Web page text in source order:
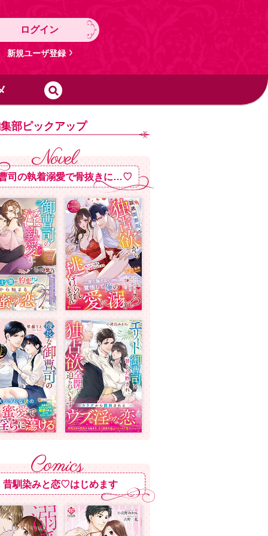
ログイン
新規ユーザ登録
部ピックアップ
司の執着溺愛で骨抜きに…♡
昔馴染みと恋♡はじめます